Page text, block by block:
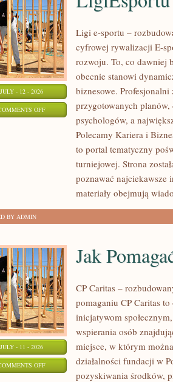
JULY - 12 - 2026
OFFON
LIGIESPORTU
Ligi e-sportu –
cyfrowej rywalizacji E-
rozwoju. To, co dawniej
obecnie stanowi
biznesowe.
przygotowanych
psychologów, a
Polecamy Kariera i
to portal tematyczny
turniejowej. Strona
poznawać najciekawsze
materiały obejmują
BY ADMIN
JULY - 11 - 2026
OFFON
Jak
CP Caritas –
pomaganiu CP Caritas
inicjatywom
wspierania osób
miejsce, w którym
działalności fundacji w
pozyskiwania środków,